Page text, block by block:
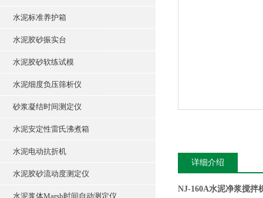
水泥标准养护箱
水泥胶砂振实台
水泥胶砂软练试模
水泥细度负压筛析仪
砂浆凝结时间测定仪
水泥安定性雷氏沸煮箱
水泥电动抗折机
水泥胶砂流动度测定仪
水泥浆体Marsh时间自动测定仪
详细介绍
NJ-160A水泥净浆搅拌